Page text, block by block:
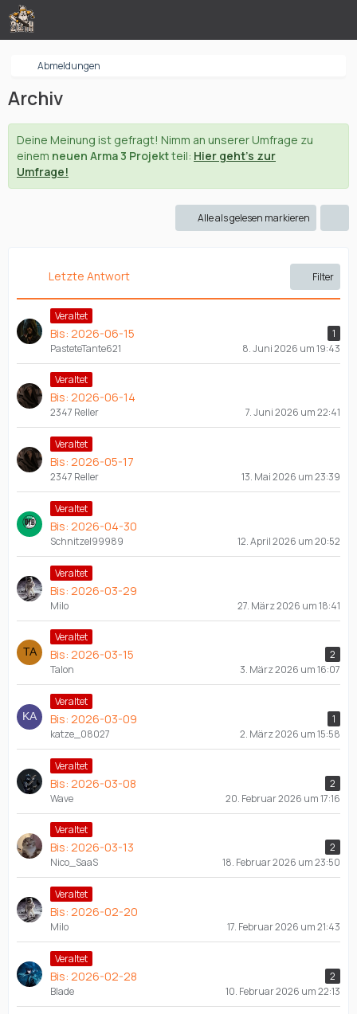
Abmeldungen
Archiv
Deine Meinung ist gefragt! Nimm an unserer Umfrage zu
einem neuen Arma 3 Projektteil: Hier geht's zur
Umfrage!
Alle als gelesen markieren
Letzte Antwort Filter
Veraltet
Bis: 2026-06-15
1
PasteteTante621
8. Juni 2026 um 19:43
Veraltet
Bis: 2026-06-14
2347 Reller 7. Juni 2026 um 22:41
Veraltet
Bis: 2026-05-17
2347 Reller 13. Mai 2026 um 23:39
Veraltet
Bis: 2026-04-30
Schnitzel99989 12. April 2026 um 20:52
Veraltet
Bis: 2026-03-29
Milo 27. März 2026 um 18:41
Veraltet
Bis: 2026-03-15
2
Talon
3. März 2026 um 16:07
Veraltet
Bis: 2026-03-09
1
katze_08027
2. März 2026 um 15:58
Veraltet
Bis: 2026-03-08
2
Wave
20. Februar 2026 um 17:16
Veraltet
Bis: 2026-03-13
2
Nico_SaaS
18. Februar 2026 um 23:50
Veraltet
Bis: 2026-02-20
Milo 17. Februar 2026 um 21:43
Veraltet
Bis: 2026-02-28
2
Blade
10. Februar 2026 um 22:13